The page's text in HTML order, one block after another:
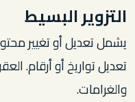
التزوير البسيط
يشمل تعديل أو تغيير
تعديل تواريخ أو أرقام.
والغرامات.